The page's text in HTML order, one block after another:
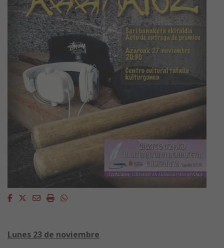
Facebook
Twitter
EmailImprimirWhatsapp
Lunes 23 de noviembre